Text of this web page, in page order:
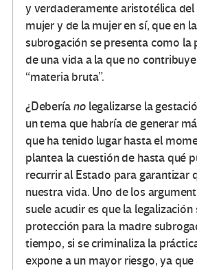
y verdaderamente aristotélica del
mujer y de la mujer en sí, que en
subrogación se presenta como
de una vida a la que no
“materia bruta”.
¿Deberíano legalizarse la
un tema que habría de generar
que ha tenido lugar hasta el
plantea la cuestión de hasta qué
recurrir al Estado para garantizar
nuestra vida. Uno de los
suele acudir es que la
protección para la madre
tiempo, si se criminaliza la
expone a un mayor riesgo, ya que